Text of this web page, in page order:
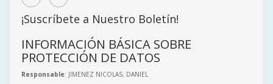
¡Suscríbete a Nuestro Boletín!
INFORMACIÓN BÁSICA SOBRE
PROTECCIÓN DE DATOS
Responsable: JIMENEZ NICOLAS, DANIEL